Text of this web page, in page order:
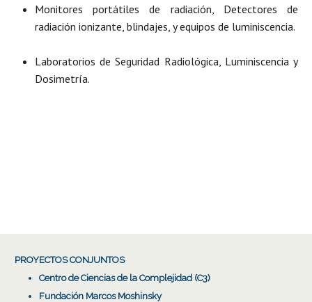
Monitores portátiles de radiación, Detectores de
radiación ionizante, blindajes, y equipos de luminiscencia.
Laboratorios de Seguridad Radiológica, Luminiscencia y
Dosimetría.
PROYECTOS CONJUNTOS
Centro de Ciencias de la Complejidad (C3)
Fundación Marcos Moshinsky